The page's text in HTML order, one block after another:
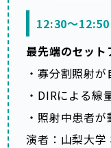
12:30～12:50
最先端のセッ
・寡分割照射
・DIRによる線
・照射中患者
演者：山梨大